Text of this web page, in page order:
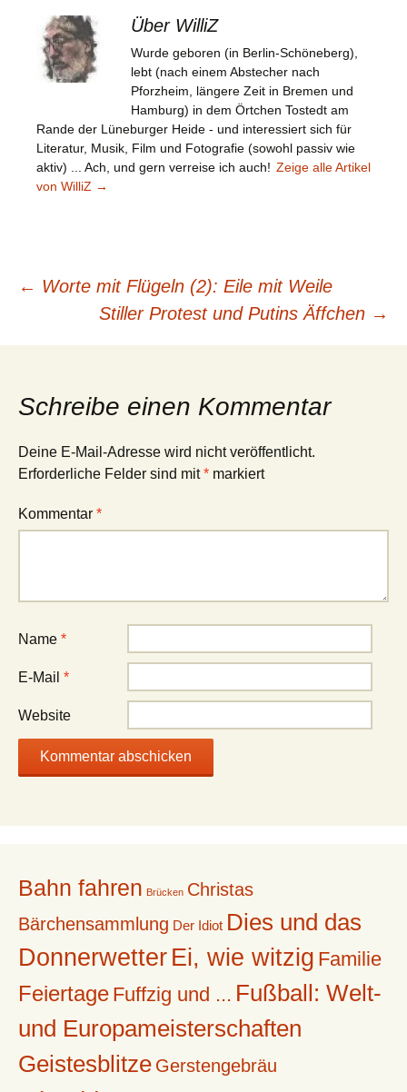
Über WilliZ
Wurde geboren (in Berlin-Schöneberg),
lebt (nach einem Abstecher nach
Pforzheim, längere Zeit in Bremen und
Hamburg) in dem Örtchen Tostedt am
Rande der Lüneburger Heide - und interessiert sich für
Literatur, Musik, Film und Fotografie (sowohl passiv wie
aktiv) ... Ach, und gern verreise ich auch! Zeige alle Artikel
von WilliZ →
Beitragsnavigation
← Worte mit Flügeln (2): Eile mit Weile
Stiller Protest und Putins Äffchen →
Schreibe einen Kommentar
Deine E-Mail-Adresse wird nicht veröffentlicht.
Erforderliche Felder sind mit* markiert
Kommentar *
Name *
E-Mail *
Website
Bahn fahren Brücken Christas
Bärchensammlung Der Idiot Dies und das
Donnerwetter Ei, wie witzig Familie
Feiertage Fuffzig und ... Fußball: Welt-
und Europameisterschaften
Geistesblitze Gerstengebräu